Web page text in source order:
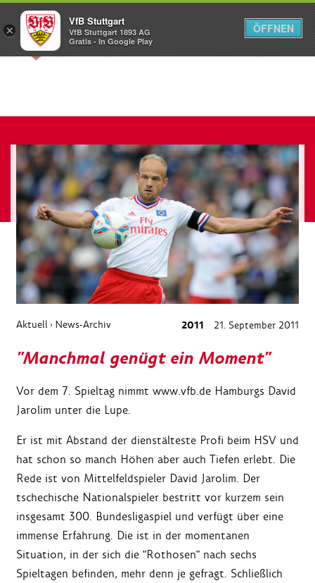
Menü
Aktuell › News-Archiv 2011 21. September 2011
"Manchmal genügt ein Moment"
Vor dem 7. Spieltag nimmt www.vfb.de Hamburgs David
Jarolim unter die Lupe.
Er ist mit Abstand der dienstälteste Profi beim HSV und
hat schon so manch Höhen aber auch Tiefen erlebt. Die
Rede ist von Mittelfeldspieler David Jarolim. Der
tschechische Nationalspieler bestritt vor kurzem sein
insgesamt 300. Bundesligaspiel und verfügt über eine
immense Erfahrung. Die ist in der momentanen
Situation, in der sich die "Rothosen" nach sechs
Spieltagen befinden, mehr denn je gefragt. Schließlich
×
VfB Stuttgart
VfB Stuttgart 1893 AG
Gratis - In Google Play
ÖFFNEN